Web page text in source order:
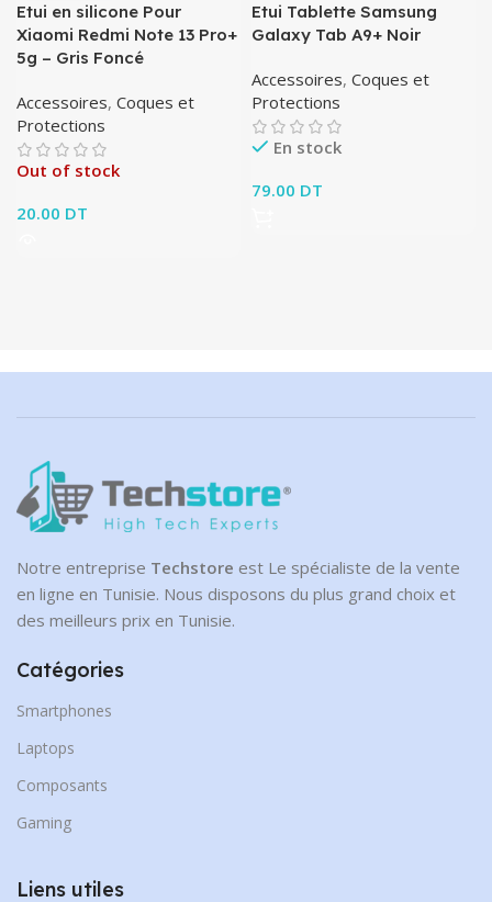
Etui en silicone Pour
Xiaomi Redmi Note 13 Pro+
5g – Gris Foncé
Accessoires, Coques et
Protections
Out of stock
20.00 DT
Etui Tablette Samsung
Galaxy Tab A9+ Noir
Accessoires, Coques et
Protections
En stock
79.00 DT
Notre entreprise Techstore est Le spécialiste de la vente
en ligne en Tunisie. Nous disposons du plus grand choix et
des meilleurs prix en Tunisie.
Catégories
Smartphones
Laptops
Composants
Gaming
Liens utiles